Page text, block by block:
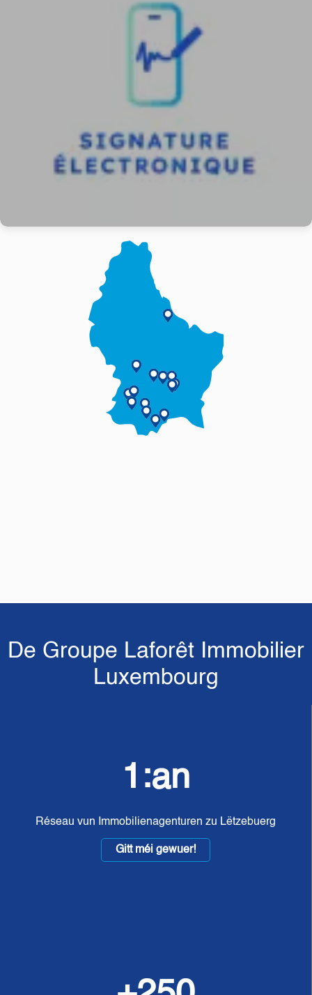
De Groupe Laforêt Immobilier
Luxembourg
1:an
Réseau vun Immobilienagenturen zu Lëtzebuerg
Gitt méi gewuer!